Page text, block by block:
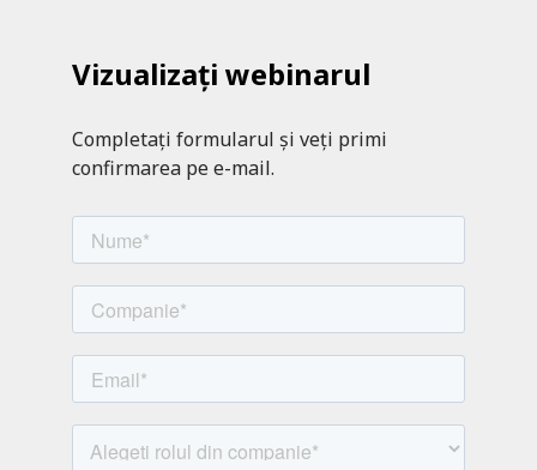
Vizualizați webinarul
Completați formularul și veți primi
confirmarea pe e-mail.